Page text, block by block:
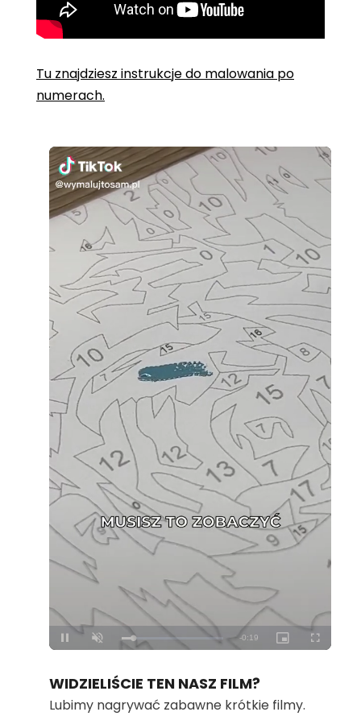
Tu znajdziesz instrukcje do malowania po
numerach.
Unmute Loaded
100.00%
WIDZIELIŚCIE TEN NASZ FILM?
Lubimy nagrywać zabawne krótkie filmy.